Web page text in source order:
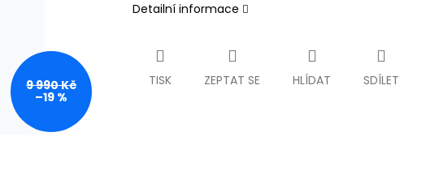
9 990 Kč
–19 %
Detailní informace
TISK ZEPTAT SE HLÍDAT SDÍLET